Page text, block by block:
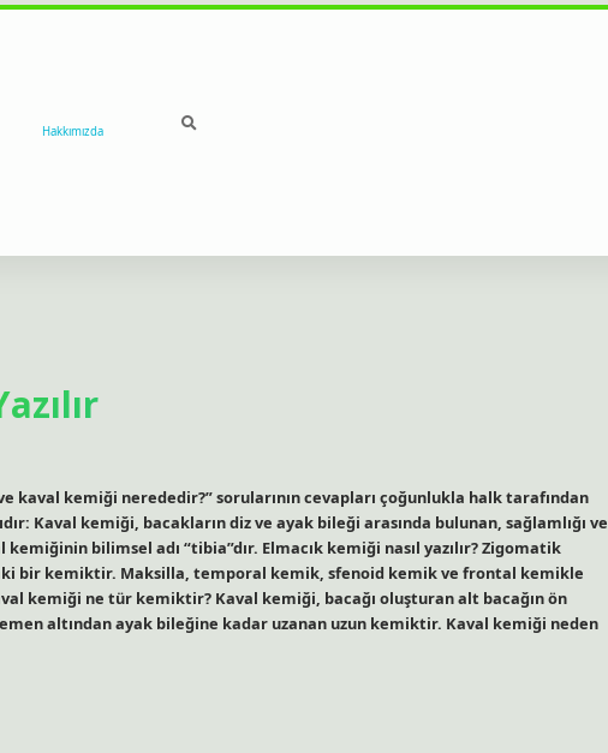
Hakkımızda
kaval kemiği nerededir?” sorularının cevapları çoğunlukla halk tarafından
Kaval kemiği, bacakların diz ve ayak bileği arasında bulunan, sağlamlığı ve
bilimsel adı “tibia”dır. Elmacık kemiği nasıl yazılır? Zigomatik
bir kemiktir. Maksilla, temporal kemik, sfenoid kemik ve frontal kemikle
kemiği ne tür kemiktir? Kaval kemiği, bacağı oluşturan alt bacağın ön
altından ayak bileğine kadar uzanan uzun kemiktir. Kaval kemiği neden